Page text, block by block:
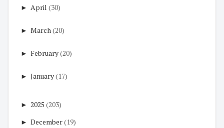
► April (30)
► March(20)
► February(20)
► January(17)
► 2025 (203)
► December(19)